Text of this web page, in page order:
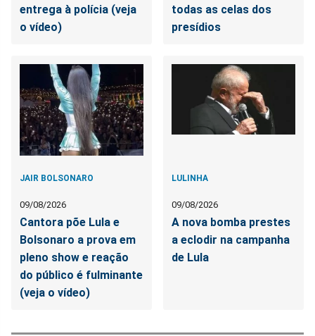
entrega à polícia (veja
o vídeo)
todas as celas dos
presídios
JAIR BOLSONARO
09/08/2026
Cantora põe Lula e
Bolsonaro a prova em
pleno show e reação
do público é fulminante
(veja o vídeo)
LULINHA
09/08/2026
A nova bomba prestes
a eclodir na campanha
de Lula